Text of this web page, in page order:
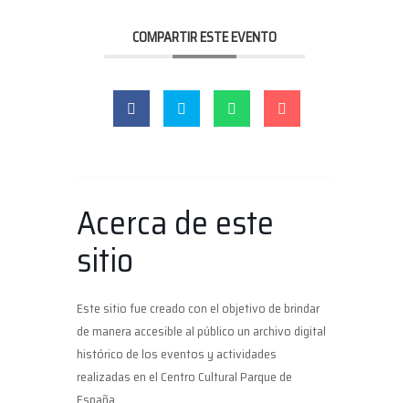
COMPARTIR ESTE EVENTO
Acerca de este
sitio
Este sitio fue creado con el objetivo de brindar
de manera accesible al público un archivo digital
histórico de los eventos y actividades
realizadas en el Centro Cultural Parque de